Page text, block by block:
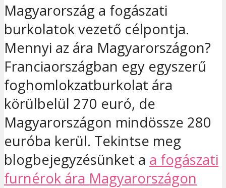
Magyarország a fogászati
burkolatok vezető célpontja.
Mennyi az ára Magyarországon?
Franciaországban egy egyszerű
foghomlokzatburkolat ára
körülbelül 270 euró, de
Magyarországon mindössze 280
euróba kerül. Tekintse meg
blogbejegyzésünket a a fogászati
furnérok ára Magyarországon